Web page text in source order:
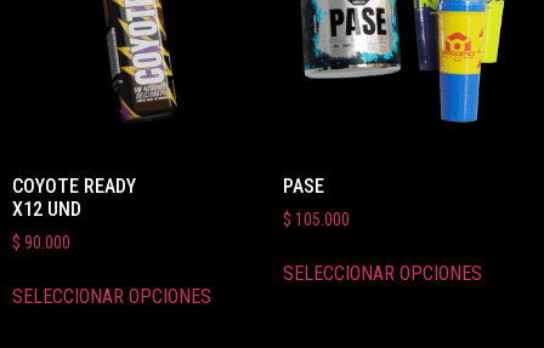
COYOTE READY
X12 UND
$ 90.000
SELECCIONAR OPCIONES
PASE
$ 105.000
SELECCIONAR OPCIONES